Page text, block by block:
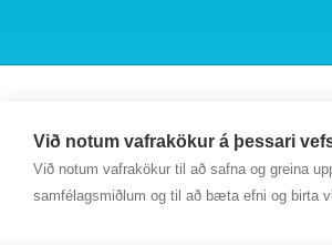
Við notum vafrakökur á þessari
Við notum vafrakökur til að safna og greina
samfélagsmiðlum og til að bæta efni og birta